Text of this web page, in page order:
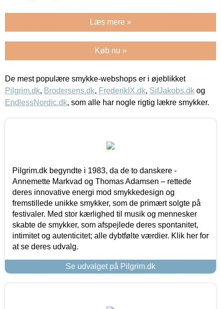
Læs mere »
Køb nu »
De mest populære smykke-webshops er i øjeblikket
Pilgrim.dk, Brodersens.dk, FrederikIX.dk, SifJakobs.dk og
EndlessNordic.dk, som alle har nogle rigtig lækre smykker.
Pilgrim.dk begyndte i 1983, da de to danskere -
Annemette Markvad og Thomas Adamsen – rettede
deres innovative energi mod smykkedesign og
fremstillede unikke smykker, som de primært solgte på
festivaler. Med stor kærlighed til musik og mennesker
skabte de smykker, som afspejlede deres spontanitet,
intimitet og autenticitet; alle dybtfølte værdier. Klik her for
at se deres udvalg.
Se udvalget på Pilgrim.dk